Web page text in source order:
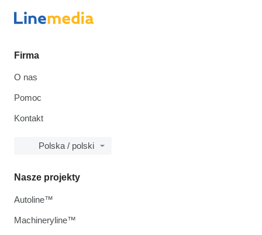
Firma
O nas
Pomoc
Kontakt
Polska / polski
Nasze projekty
Autoline™
Machineryline™